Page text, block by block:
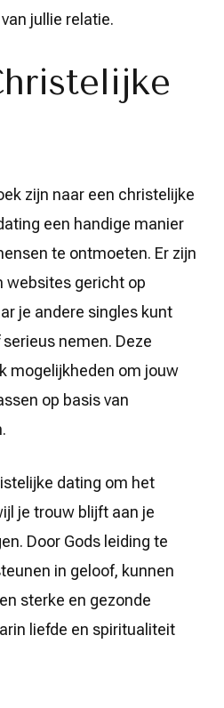
jullie relatie.
zijn naar een christelijke
een handige manier
te ontmoeten. Er zijn
websites gericht op
je andere singles kunt
nemen. Deze
mogelijkheden om jouw
op basis van
dating om het
je trouw blijft aan je
Door Gods leiding te
in geloof, kunnen
sterke en gezonde
liefde en spiritualiteit